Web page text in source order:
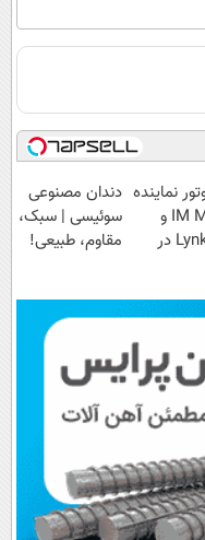
نماینده
IM Motor و
Lynk&Co در
دندان مصنوعی
سوئیسی | سبک،
مقاوم، طبیعی!
اقساطی😍